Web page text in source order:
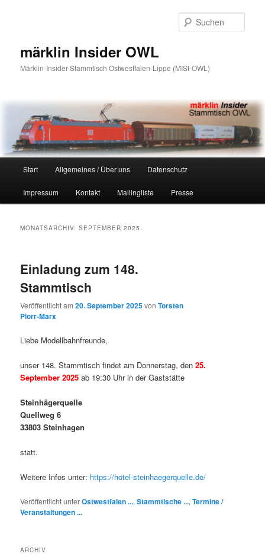
märklin Insider OWL
Märklin-Insider-Stammtisch Ostwestfalen-Lippe (MISt-OWL)
Start Allgemeines / Über uns Datenschutz
Impressum Kontakt Mailingliste Presse
MONATSARCHIV:SEPTEMBER 2025
Einladung zum 148.
Stammtisch
Veröffentlicht am20. September 2025vonTorsten
Piorr-Marx
Liebe Modellbahnfreunde,
unser 148. Stammtisch findet am Donnerstag, den25.
September 2025 ab 19:30 Uhr in der Gaststätte
Steinhägerquelle
Quellweg 6
33803 Steinhagen
statt.
Weitere Infos unter: https://hotel-steinhaegerquelle.de/
Veröffentlicht unterOstwestfalen ...,Stammtische ...,Termine /
Veranstaltungen ...
ARCHIV